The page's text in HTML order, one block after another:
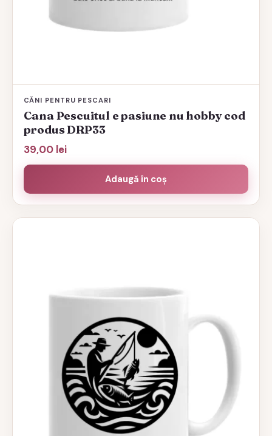
CĂNI PENTRU PESCARI
Cana Pescuitul e pasiune nu hobby cod
produs DRP33
39,00 lei
Adaugă în coș